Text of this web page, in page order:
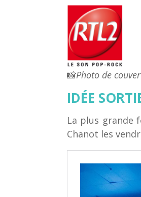
📸Photo de
IDÉE
La plus grande
Chanot les